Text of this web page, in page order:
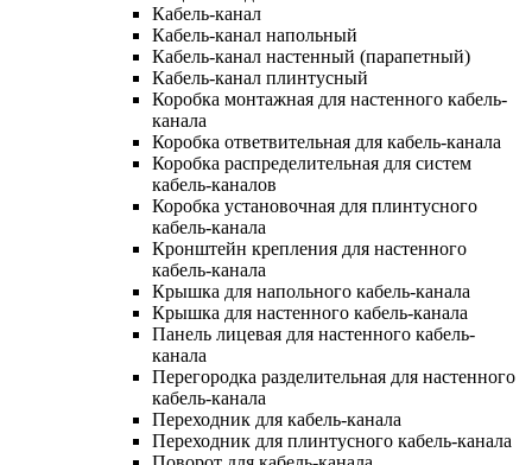
Кабель-канал
Кабель-канал напольный
Кабель-канал настенный (парапетный)
Кабель-канал плинтусный
Коробка монтажная для настенного кабель-
канала
Коробка ответвительная для кабель-канала
Коробка распределительная для систем
кабель-каналов
Коробка установочная для плинтусного
кабель-канала
Кронштейн крепления для настенного
кабель-канала
Крышка для напольного кабель-канала
Крышка для настенного кабель-канала
Панель лицевая для настенного кабель-
канала
Перегородка разделительная для настенного
кабель-канала
Переходник для кабель-канала
Переходник для плинтусного кабель-канала